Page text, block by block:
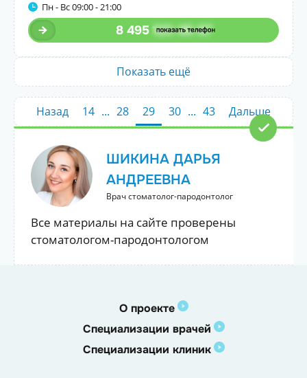
Пн - Вс 09:00 - 21:00
8 495 123-45-67
Показать ещё
Назад 14 ... 28 29 30 ... 43 Дальше
ШИКИНА ДАРЬЯ
АНДРЕЕВНА
Врач стоматолог-пародонтолог
Все материалы на сайте проверены
стоматологом-пародонтологом
О проекте
Специализации врачей
Специализации клиник